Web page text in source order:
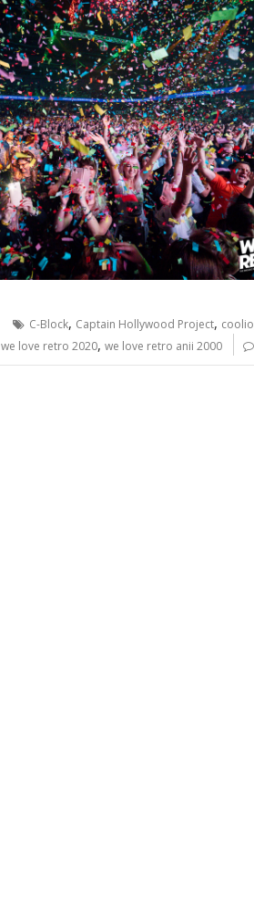
C-Block, Captain Hollywood Project, coolio
we love retro 2020, we love retro anii 2000